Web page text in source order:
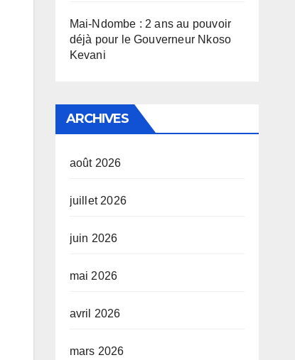
Mai-Ndombe : 2 ans au pouvoir
déjà pour le Gouverneur Nkoso
Kevani
ARCHIVES
août 2026
juillet 2026
juin 2026
mai 2026
avril 2026
mars 2026